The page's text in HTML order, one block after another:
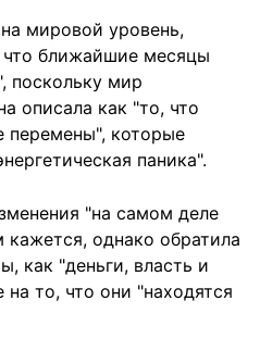
мировой уровень,
ближайшие месяцы
поскольку мир
описала как "то, что
которые
паника".
"на самом деле
кажется, однако обратила
как "деньги, власть и
то, что они "находятся